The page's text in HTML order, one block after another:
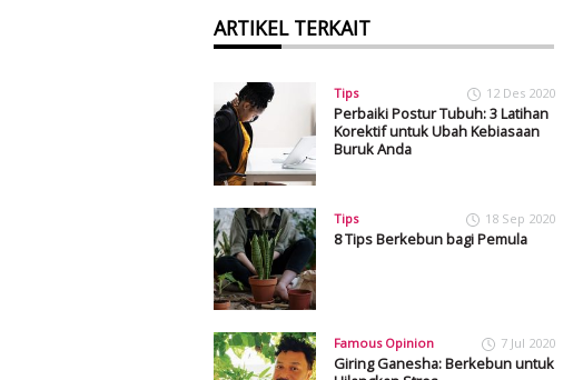
ARTIKEL TERKAIT
Tips 12 Des 2020
Perbaiki Postur Tubuh: 3 Latihan
Korektif untuk Ubah Kebiasaan
Buruk Anda
Tips 18 Sep 2020
8 Tips Berkebun bagi Pemula
Famous Opinion 7 Jul 2020
Giring Ganesha: Berkebun untuk